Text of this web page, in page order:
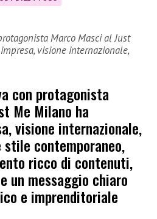
Marco Masci al Just
visione internazionale,
con protagonista
Me Milano ha
visione internazionale,
contemporaneo,
ricco di contenuti,
un messaggio chiaro
e imprenditoriale